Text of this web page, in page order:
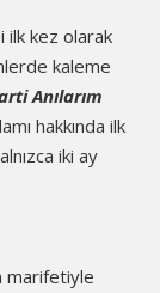
ilk kez olarak
kaleme
Anılarım
hakkında ilk
iki ay
marifetiyle